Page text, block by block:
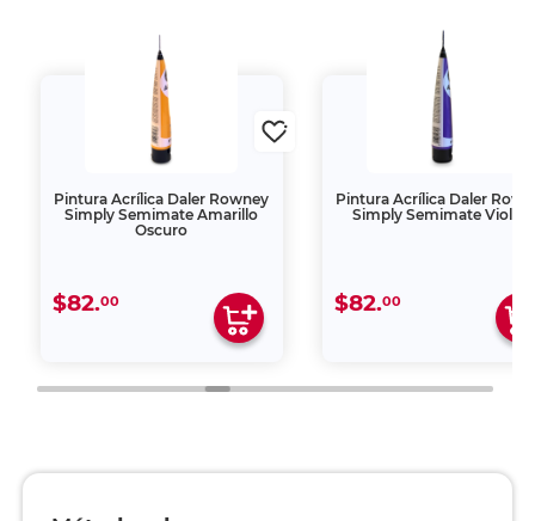
Pintura Acrílica Daler Rowney
Simply Semimate Amarillo
Oscuro
$82.00
Pintura Acrílica Daler
Simply Semimate Violeta
$82.00